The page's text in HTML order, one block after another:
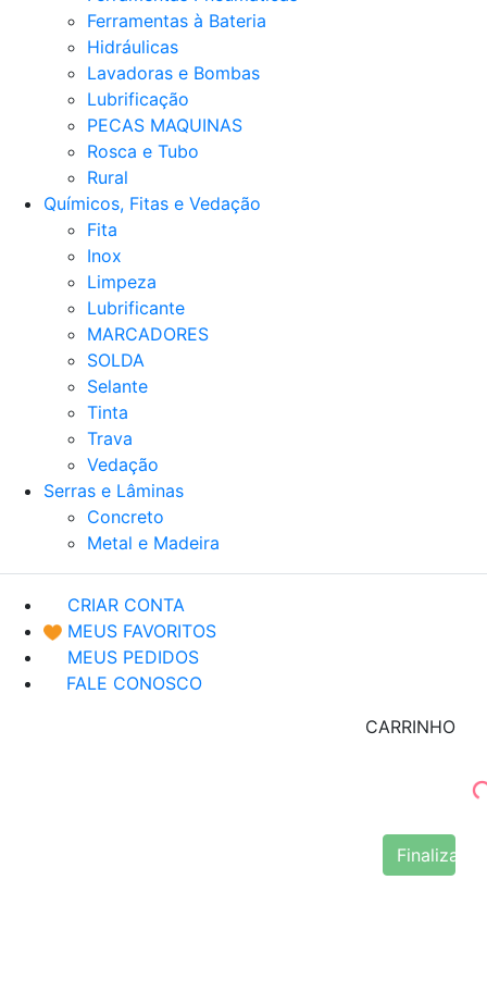
Ferramentas à Bateria
Hidráulicas
Lavadoras e Bombas
Lubrificação
PECAS MAQUINAS
Rosca e Tubo
Rural
Químicos, Fitas e Vedação
Fita
Inox
Limpeza
Lubrificante
MARCADORES
SOLDA
Selante
Tinta
Trava
Vedação
Serras e Lâminas
Concreto
Metal e Madeira
CRIAR CONTA
MEUS FAVORITOS
MEUS PEDIDOS
FALE CONOSCO
CARRINHO
Finalizar